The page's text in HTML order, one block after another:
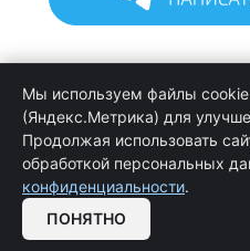
Информация
Программирование в 1С
Услуги обслуживания и
Цены на услуги
Мы используем файлы
(Яндекс.Метрика) для
Продолжая использовать
обработкой персональных
конфиденциальности.
ПОНЯТНО